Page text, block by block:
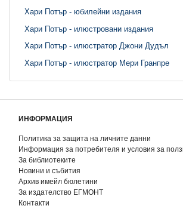
Хари Потър - юбилейни издания
Хари Потър - илюстровани издания
Хари Потър - илюстратор Джони Дудъл
Хари Потър - илюстратор Мери Гранпре
ИНФОРМАЦИЯ
Политика за защита на личните данни
Информация за потребителя и условия за
За библиотеките
Новини и събития
Архив имейл бюлетини
За издателство ЕГМОНТ
Контакти